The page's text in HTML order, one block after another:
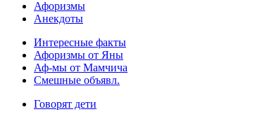
Афоризмы
Анекдоты
Интересные факты
Афоризмы от Яны
Аф-мы от Мамчича
Смешные объявл.
Говорят дети